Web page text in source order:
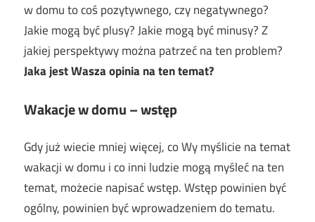
w domu to coś pozytywnego, czy negatywnego?
Jakie mogą być plusy? Jakie mogą być minusy? Z
jakiej perspektywy można patrzeć na ten problem?
Jaka jest Wasza opinia na ten temat?
Wakacje w domu – wstęp
Gdy już wiecie mniej więcej, co Wy myślicie na temat
wakacji w domu i co inni ludzie mogą myśleć na ten
temat, możecie napisać wstęp. Wstęp powinien być
ogólny, powinien być wprowadzeniem do tematu.